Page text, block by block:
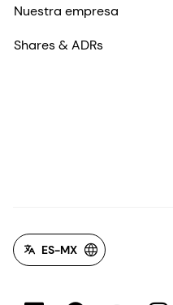
Nuestra empresa
Shares & ADRs
ES-MX